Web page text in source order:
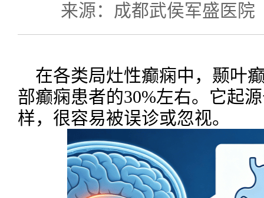
来源：成都武侯军盛医
在各类局灶性癫痫中，颞叶
部癫痫患者的30%左右。它起
样，很容易被误诊或忽视。